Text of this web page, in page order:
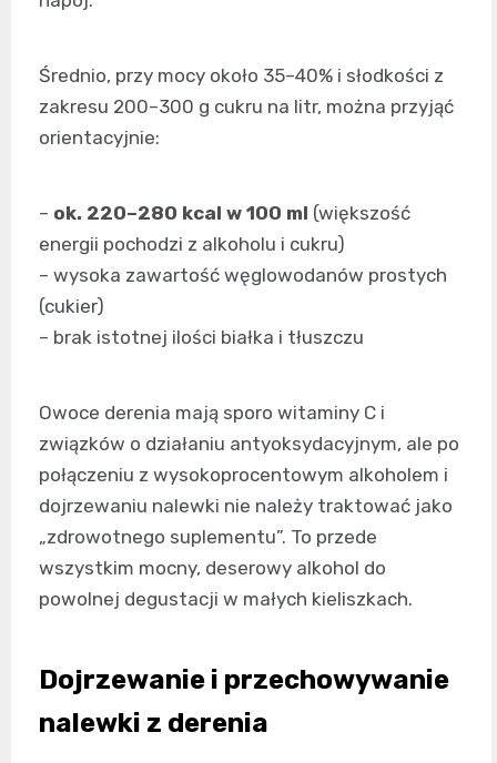
Średnio, przy mocy około 35–40% i słodkości z
zakresu 200–300 g cukru na litr, można przyjąć
orientacyjnie:
– ok. 220–280 kcal w 100 ml (większość
energii pochodzi z alkoholu i cukru)
– wysoka zawartość węglowodanów prostych
(cukier)
– brak istotnej ilości białka i tłuszczu
Owoce derenia mają sporo witaminy C i
związków o działaniu antyoksydacyjnym, ale po
połączeniu z wysokoprocentowym alkoholem i
dojrzewaniu nalewki nie należy traktować jako
„zdrowotnego suplementu”. To przede
wszystkim mocny, deserowy alkohol do
powolnej degustacji w małych kieliszkach.
Dojrzewanie i przechowywanie
nalewki z derenia